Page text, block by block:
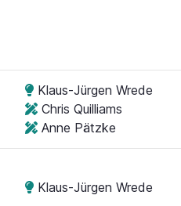
Klaus-Jürgen Wrede
Chris Quilliams
Anne Pätzke
Klaus-Jürgen Wrede